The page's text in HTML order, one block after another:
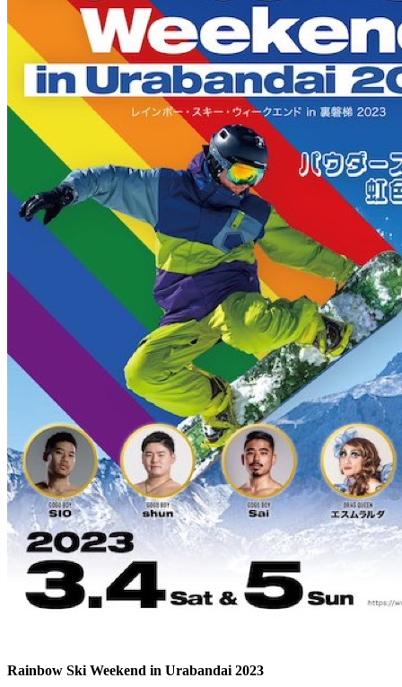
Rainbow Ski Weekend in Urabandai 2023